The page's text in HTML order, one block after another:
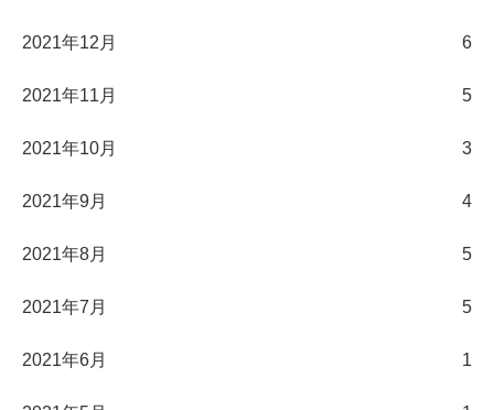
2021年12月 6
2021年11月 5
2021年10月 3
2021年9月 4
2021年8月 5
2021年7月 5
2021年6月 1